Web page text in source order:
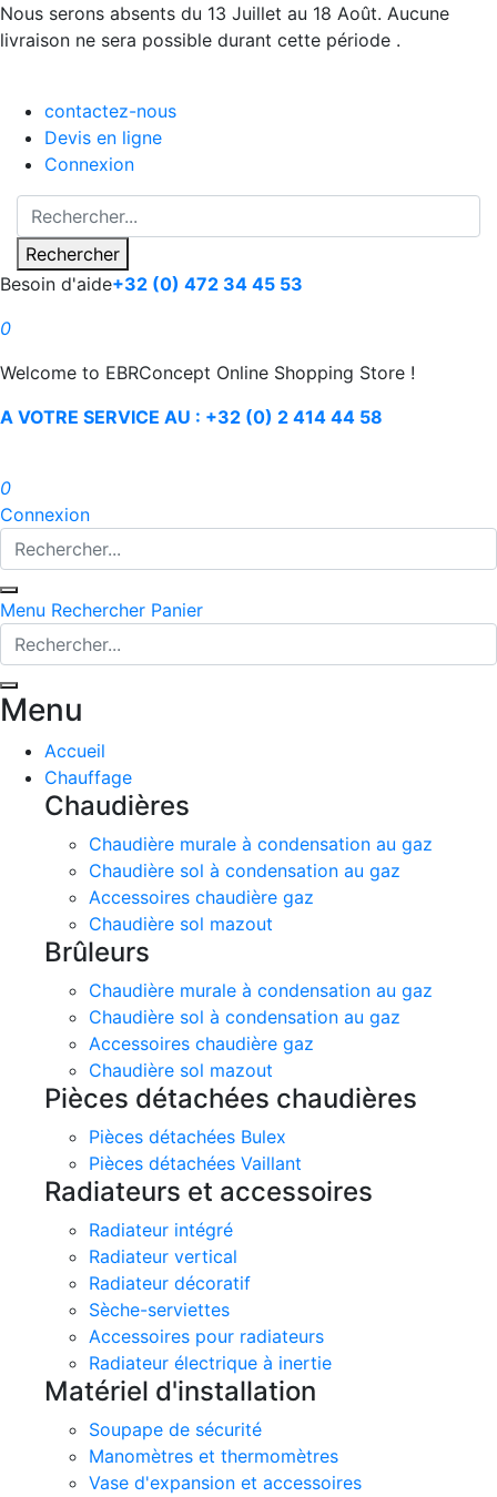
Nous serons absents du 13 Juillet au 18 Août. Aucune
livraison ne sera possible durant cette période .
contactez-nous
Devis en ligne
Connexion
Rechercher
Besoin d'aide+32 (0) 472 34 45 53
0
Welcome to EBRConcept Online Shopping Store !
A VOTRE SERVICE AU : +32 (0) 2 414 44 58
0
Connexion
Menu Rechercher Panier
Menu
Accueil
Chauffage
Chaudières
Chaudière murale à condensation au gaz
Chaudière sol à condensation au gaz
Accessoires chaudière gaz
Chaudière sol mazout
Brûleurs
Chaudière murale à condensation au gaz
Chaudière sol à condensation au gaz
Accessoires chaudière gaz
Chaudière sol mazout
Pièces détachées chaudières
Pièces détachées Bulex
Pièces détachées Vaillant
Radiateurs et accessoires
Radiateur intégré
Radiateur vertical
Radiateur décoratif
Sèche-serviettes
Accessoires pour radiateurs
Radiateur électrique à inertie
Matériel d'installation
Soupape de sécurité
Manomètres et thermomètres
Vase d'expansion et accessoires